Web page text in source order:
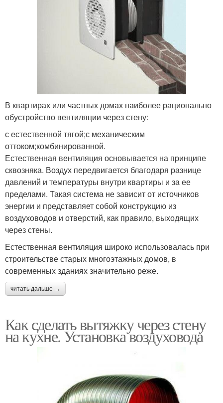
В квартирах или частных домах наиболее рационально
обустройство вентиляции через стену:
с естественной тягой;с механическим
оттоком;комбинированной.
Естественная вентиляция основывается на принципе
сквозняка. Воздух передвигается благодаря разнице
давлений и температуры внутри квартиры и за ее
пределами. Такая система не зависит от источников
энергии и представляет собой конструкцию из
воздуховодов и отверстий, как правило, выходящих
через стены.
Естественная вентиляция широко использовалась при
строительстве старых многоэтажных домов, в
современных зданиях значительно реже.
читать дальше →
Как сделать вытяжку через стену
на кухне. Установка воздуховода